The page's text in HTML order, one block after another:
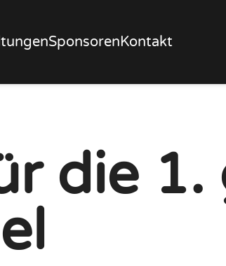
SponsorenKontakt
die 1.